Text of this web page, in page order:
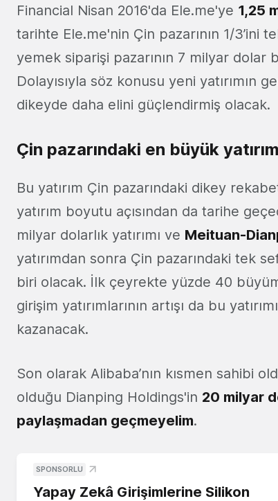
Financial Nisan 2016'da Ele.me'ye 1,25
tarihte Ele.me'nin Çin pazarının 1/3’ini
yemek siparişi pazarının 7 milyar dolar
Dolayısıyla söz konusu yeni
dikeyde daha elini güçlendirmiş olacak.
Çin pazarındaki en büyük
Bu yatırım Çin pazarındaki dikey
yatırım boyutu açısından da tarihe
milyar dolarlık yatırımı ve Meituan-
yatırımdan sonra Çin pazarındaki tek
biri olacak. İlk çeyrekte yüzde 40
girişim yatırımlarının artışı da bu
kazanacak.
Son olarak Alibaba’nın kısmen sahibi
olduğu Dianping Holdings'in 20 milyar
paylaşmadan geçmeyelim.
SPONSORLU
Yapay Zekâ Girişimlerine Silikon